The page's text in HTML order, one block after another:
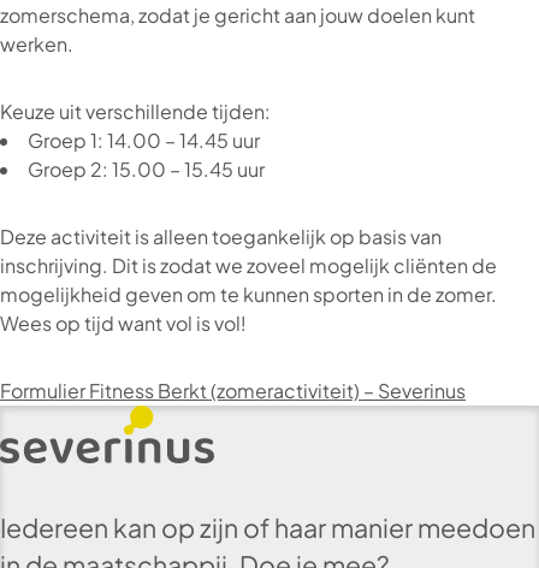
zomerschema, zodat je gericht aan jouw doelen kunt
werken.
Keuze uit verschillende tijden:
Groep 1: 14.00 – 14.45 uur
Groep 2: 15.00 – 15.45 uur
Deze activiteit is alleen toegankelijk op basis van
inschrijving. Dit is zodat we zoveel mogelijk cliënten de
mogelijkheid geven om te kunnen sporten in de zomer.
Wees op tijd want vol is vol!
Formulier Fitness Berkt (zomeractiviteit) – Severinus
Iedereen kan op zijn of haar manier meedoen